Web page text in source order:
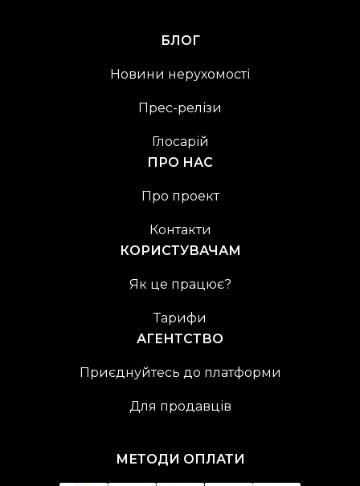
БЛОГ
Новини нерухомості
Прес-релізи
Глосарій
ПРО НАС
Про проект
Контакти
КОРИСТУВАЧАМ
Як це працює?
Тарифи
АГЕНТСТВО
Приєднуйтесь до платформи
Для продавців
МЕТОДИ ОПЛАТИ